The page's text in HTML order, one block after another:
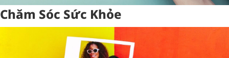
Chăm Sóc Sức Khỏe